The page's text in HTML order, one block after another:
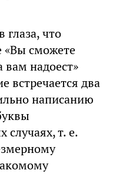
глаза, что
«Вы сможете
вам надоест»
встречается два
написанию
т. е.